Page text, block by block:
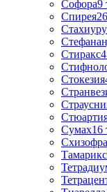
Софора9
Спирея
Стиракс4
Стокезия
Сумах16
Тамарикс